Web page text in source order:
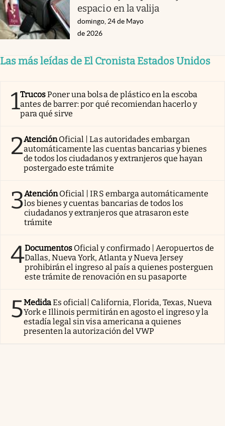
espacio en la valija
domingo, 24 de Mayo
de 2026
Las más leídas de El Cronista Estados Unidos
1TrucosPoner una bolsa de plástico en la escoba
antes de barrer: por qué recomiendan hacerlo y
para qué sirve
2AtenciónOficial | Las autoridades embargan
automáticamente las cuentas bancarias y bienes
de todos los ciudadanos y extranjeros que hayan
postergado este trámite
3AtenciónOficial | IRS embarga automáticamente
los bienes y cuentas bancarias de todos los
ciudadanos y extranjeros que atrasaron este
trámite
4Documentos Oficial y confirmado | Aeropuertos de
Dallas, Nueva York, Atlanta y Nueva Jersey
prohibirán el ingreso al país a quienes posterguen
este trámite de renovación en su pasaporte
5MedidaEs oficial| California, Florida, Texas, Nueva
York e Illinois permitirán en agosto el ingreso y la
estadía legal sin visa americana a quienes
presenten la autorización del VWP